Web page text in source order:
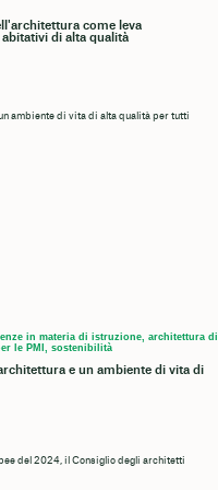
come leva
di alta qualità
ambiente di vita di alta qualità per tutti
in materia di istruzione, architettura di
le PMI, sostenibilità
e un ambiente di vita di
del 2024, il Consiglio degli architetti